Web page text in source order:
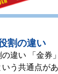
割の違い
違い 「金券
う共通点が